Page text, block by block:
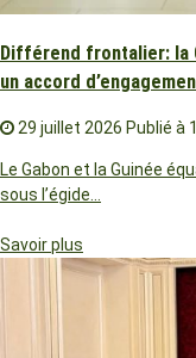
Différend frontalier: la
un accord
29 juillet 2026 Publié à
Le Gabon et la Guinée
sous l’égide…
Savoir plus